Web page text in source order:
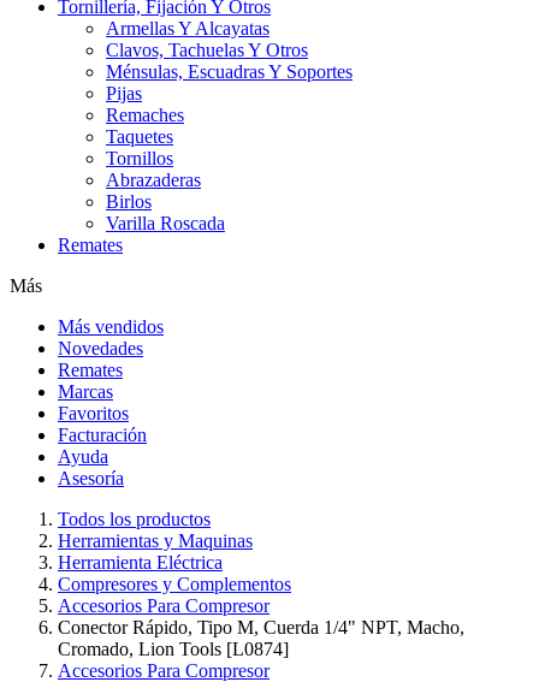
Tornillería, Fijación Y Otros
Armellas Y Alcayatas
Clavos, Tachuelas Y Otros
Ménsulas, Escuadras Y Soportes
Pijas
Remaches
Taquetes
Tornillos
Abrazaderas
Birlos
Varilla Roscada
Remates
Más
Más vendidos
Novedades
Remates
Marcas
Favoritos
Facturación
Ayuda
Asesoría
Todos los productos
Herramientas y Maquinas
Herramienta Eléctrica
Compresores y Complementos
Accesorios Para Compresor
Conector Rápido, Tipo M, Cuerda 1/4" NPT, Macho,
Cromado, Lion Tools [L0874]
Accesorios Para Compresor